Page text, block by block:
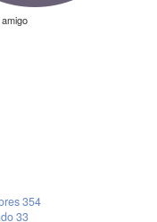
354
33